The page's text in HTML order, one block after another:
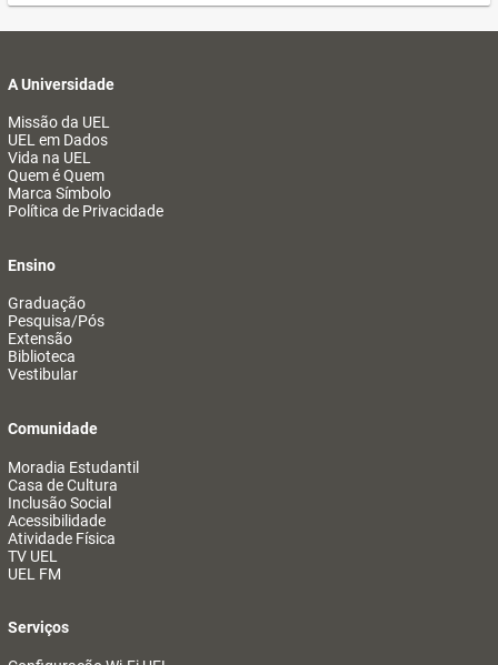
A Universidade
Missão da UEL
UEL em Dados
Vida na UEL
Quem é Quem
Marca Símbolo
Política de Privacidade
Ensino
Graduação
Pesquisa/Pós
Extensão
Biblioteca
Vestibular
Comunidade
Moradia Estudantil
Casa de Cultura
Inclusão Social
Acessibilidade
Atividade Física
TV UEL
UEL FM
Serviços